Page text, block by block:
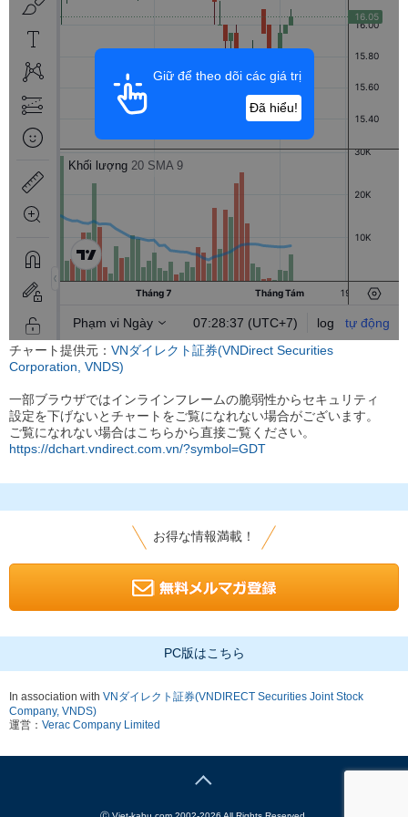
チャート提供元： VNダイレクト証券(VNDirect Securities
Corporation, VNDS)
一部ブラウザではインラインフレームの脆弱性からセキュリティ
設定を下げないとチャートをご覧になれない場合がございます。
ご覧になれない場合はこちらから直接ご覧ください。
https://dchart.vndirect.com.vn/?symbol=GDT
お得な情報満載！
PC版はこちら
In association with VNダイレクト証券(VNDIRECT Securities Joint Stock
Company, VNDS)
運営： Verac Company Limited